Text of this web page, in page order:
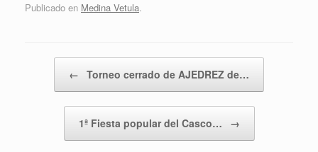
Publicado en Medina Vetula.
← Torneo cerrado de AJEDREZ de…
1ª Fiesta popular del Casco… →